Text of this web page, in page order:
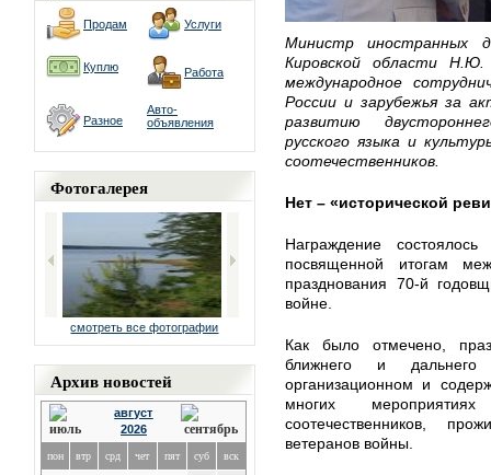
Продам Услуги
Куплю Работа
Разное
Авто-
объявления
Фотогалерея
смотреть все фотографии
Архив новостей
август
2026
пон втр срд чет пят суб вск
Министр иностранных
Кировской области
международное
России и зарубежья за
развитию
русского языка и
соотечественников.
Нет – «исторической
Награждение
посвященной итогам
празднования 70-й
войне.
Как было отмечено,
ближнего и
организационном и
многих
соотечественников,
ветеранов войны.